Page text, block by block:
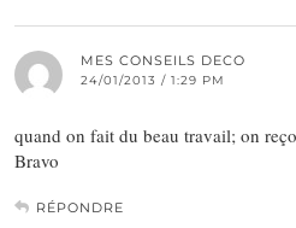
MES CONSEILS DECO
24/01/2013 / 1:29 PM
quand on fait du beau travail; on
Bravo
RÉPONDRE